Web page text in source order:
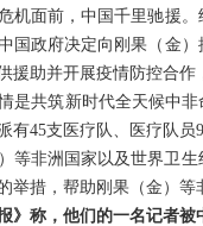
机面前，中国千里驰援
国政府决定向刚果（金
援助并开展疫情防控合
是共筑新时代全天候中
有45支医疗队、医疗队
等非洲国家以及世界卫
举措，帮助刚果（金）等
》称，他们的一名记者